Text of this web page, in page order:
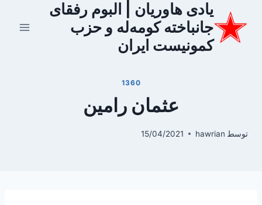
محتوا
یادی هاوریان | البوم رفقای
جانباخته کومه‌له و حزب
کمونیست ایران
1360
عثمان رامین
توسط hawrian
15/04/2021